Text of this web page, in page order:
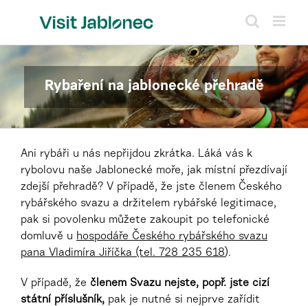
Rybaření na jablonecké přehradě
Ani rybáři u nás nepřijdou zkrátka. Láká vás k
rybolovu naše Jablonecké moře, jak místní přezdívají
zdejší přehradě? V případě, že jste členem Českého
rybářského svazu a držitelem rybářské legitimace,
pak si povolenku můžete zakoupit po telefonické
domluvě u hospodáře Českého rybářského svazu
pana Vladimíra Jiříčka (tel. 728 235 618).
V případě, že členem Svazu nejste, popř. jste cizí
státní příslušník, pak je nutné si nejprve zařídit